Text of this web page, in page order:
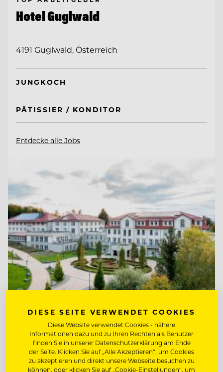
Hotel Guglwald
4191 Guglwald, Österreich
JUNGKOCH
PÂTISSIER / KONDITOR
Entdecke alle Jobs
TOP ARBEITGEBER
Ritter von Kempski Privathotels &
Resorts
06536 Südharz/ OT Stolberg, Deutschland
DIESE SEITE VERWENDET COOKIES
Diese Website verwendet Cookies - nähere
Informationen dazu und zu Ihren Rechten als Benutzer
finden Sie in unserer Datenschutzerklärung am Ende
der Seite. Klicken Sie auf „Alle Akzeptieren“, um Cookies
zu akzeptieren und direkt unsere Webseite besuchen zu
können, oder klicken Sie auf „Cookie-Einstellungen“, um